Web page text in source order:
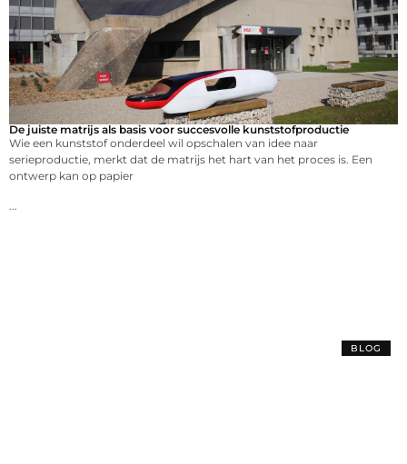
De juiste matrijs als basis voor succesvolle kunststofproductie
Wie een kunststof onderdeel wil opschalen van idee naar
serieproductie, merkt dat de matrijs het hart van het proces is. Een
ontwerp kan op papier
BLOG